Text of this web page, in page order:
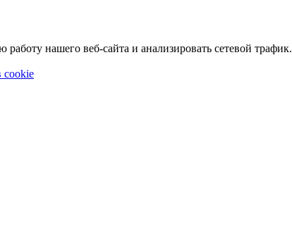
нашего веб-сайта и анализировать сетевой трафик.
cookie